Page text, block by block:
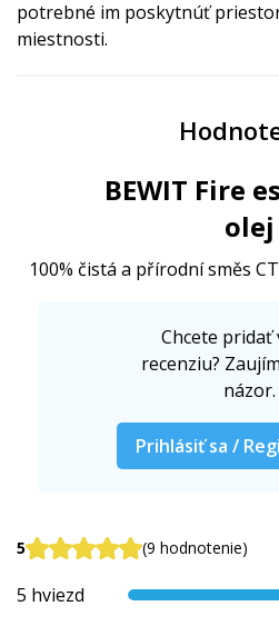
potrebné im poskytnúť
miestnosti.
BEWIT Fire
olej
100% čistá a přírodní směs
Chcete pridať
recenziu?
názor.
Prihlásiť sa /
5 (9 hodnotenie)
5 hviezd